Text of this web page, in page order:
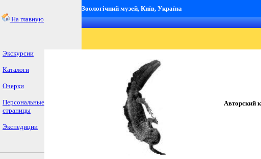
На главную
Зоологічний музей, Київ, Україна
Экскурсии
Каталоги
Очерки
Персональные
страницы
Экспедиции
Авторский